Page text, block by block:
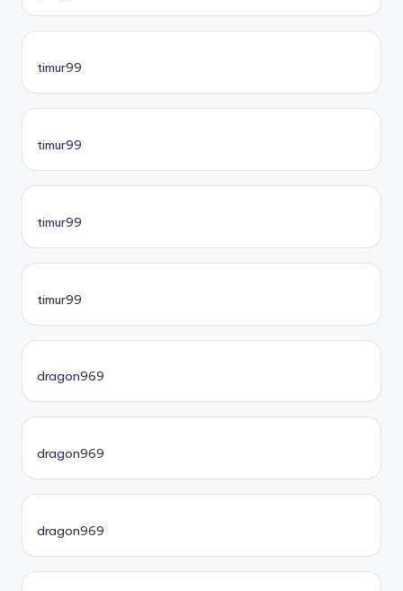
timur99
timur99
timur99
timur99
dragon969
dragon969
dragon969